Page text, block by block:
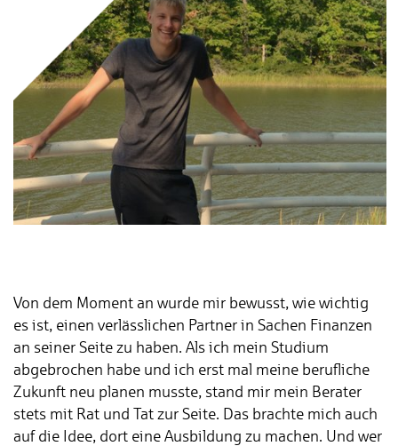
Von dem Moment an wurde mir bewusst, wie wichtig
es ist, einen verlässlichen Partner in Sachen Finanzen
an seiner Seite zu haben. Als ich mein Studium
abgebrochen habe und ich erst mal meine berufliche
Zukunft neu planen musste, stand mir mein Berater
stets mit Rat und Tat zur Seite. Das brachte mich auch
auf die Idee, dort eine Ausbildung zu machen. Und wer